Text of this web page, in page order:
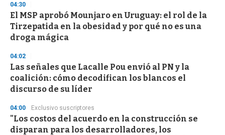
d
s
o
f
3
s
e
c
o
n
04:30
El MSP aprobó Mounjaro en Uruguay: el rol de la
Tirzepatida en la obesidad y por qué no es una
droga mágica
04:02
Las señales que Lacalle Pou envió al PN y la
coalición: cómo decodifican los blancos el
discurso de su líder
04:00 Exclusivo suscriptores
"Los costos del acuerdo en la construcción se
disparan para los desarrolladores, los